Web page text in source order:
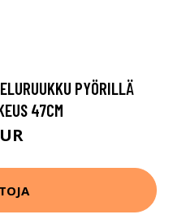
PYÖRILLÄ
47CM